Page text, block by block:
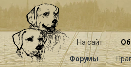
На сайт
Форумы